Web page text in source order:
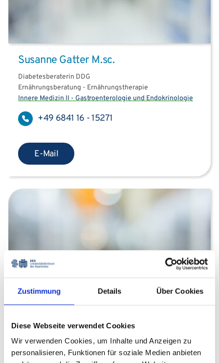
Zustimmung Details Über Cookies
Diese Webseite verwendet Cookies
Wir verwenden Cookies, um Inhalte und Anzeigen zu
personalisieren, Funktionen für soziale Medien anbieten
Susanne Gatter M.sc.
Diabetesberaterin DDG
Ernährungsberatung - Ernährungstherapie
Innere Medizin II - Gastroenterologie und Endokrinologie
+49 6841 16 - 15271
E-Mail
Stephanie Jürgen
Diabetesberaterin DDG
Diätassistentin